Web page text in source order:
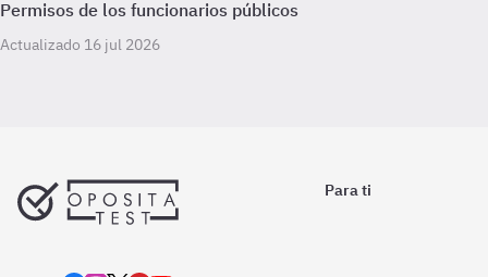
Permisos de los funcionarios públicos
Actualizado 16 jul 2026
Para ti